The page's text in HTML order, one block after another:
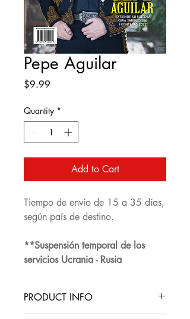
Pepe Aguilar
$9.99
Quantity *
Add to Cart
Tiempo de envío de 15 a 35 días,
según país de destino.
**Suspensión temporal de los
servicios Ucrania - Rusia
PRODUCT INFO